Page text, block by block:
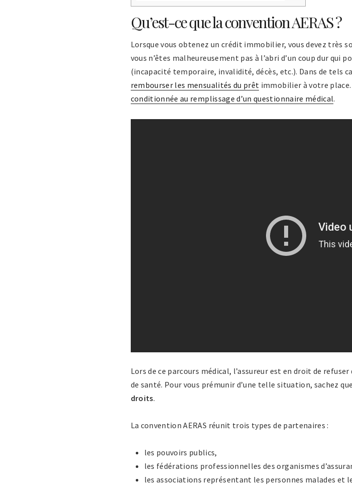
Qu’est-ce que la convention AERAS ?
Lorsque vous obtenez un crédit immobilier, vous devez très
vous n’êtes malheureusement pas à l’abri d’un coup dur qui
(incapacité temporaire, invalidité, décès, etc.). Dans de tels
rembourser les mensualités du prêt immobilier à votre place.
conditionnée au remplissage d’un questionnaire médical.
Lors de ce parcours médical, l’assureur est en droit de
de santé. Pour vous prémunir d’une telle situation, sachez
droits.
La convention AERAS réunit trois types de partenaires :
les pouvoirs publics,
les fédérations professionnelles des organismes
les associations représentant les personnes malades et